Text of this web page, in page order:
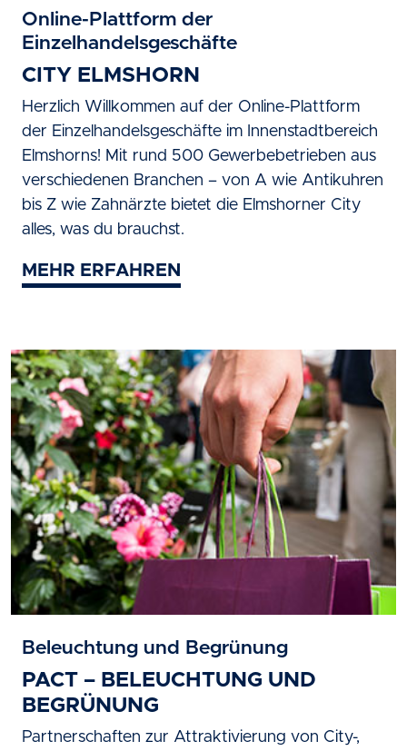
Online-Plattform der
Einzelhandelsgeschäfte
CITY ELMSHORN
Herzlich Willkommen auf der Online-Plattform
der Einzelhandelsgeschäfte im Innenstadtbereich
Elmshorns! Mit rund 500 Gewerbebetrieben aus
verschiedenen Branchen – von A wie Antikuhren
bis Z wie Zahnärzte bietet die Elmshorner City
alles, was du brauchst.
MEHR ERFAHREN
Beleuchtung und Begrünung
PACT – BELEUCHTUNG UND
BEGRÜNUNG
Partnerschaften zur Attraktivierung von City-,